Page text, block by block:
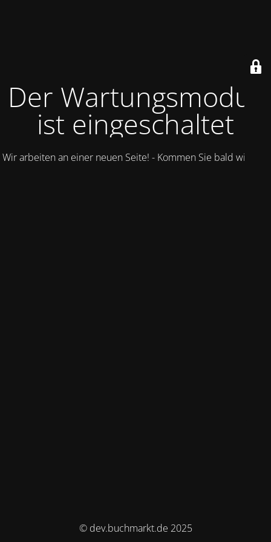
Der Wartungsmodus
ist eingeschaltet
Wir arbeiten an einer neuen Seite! - Kommen Sie bald wieder.
© dev.buchmarkt.de 2025